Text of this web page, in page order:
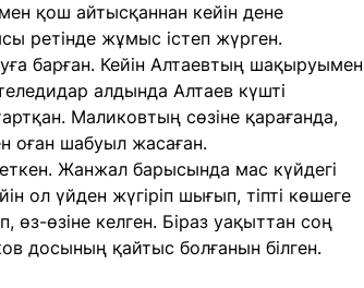
қош айтысқаннан кейін дене
ретінде жұмыс істеп жүрген.
барған. Кейін Алтаевтың шақыруымен
алдында Алтаев күшті
Маликовтың сөзіне қарағанда,
оған шабуыл жасаған.
Жанжал барысында мас күйдегі
ол үйден жүгіріп шығып, тіпті көшеге
өзіне келген. Біраз уақыттан соң
досының қайтыс болғанын білген.